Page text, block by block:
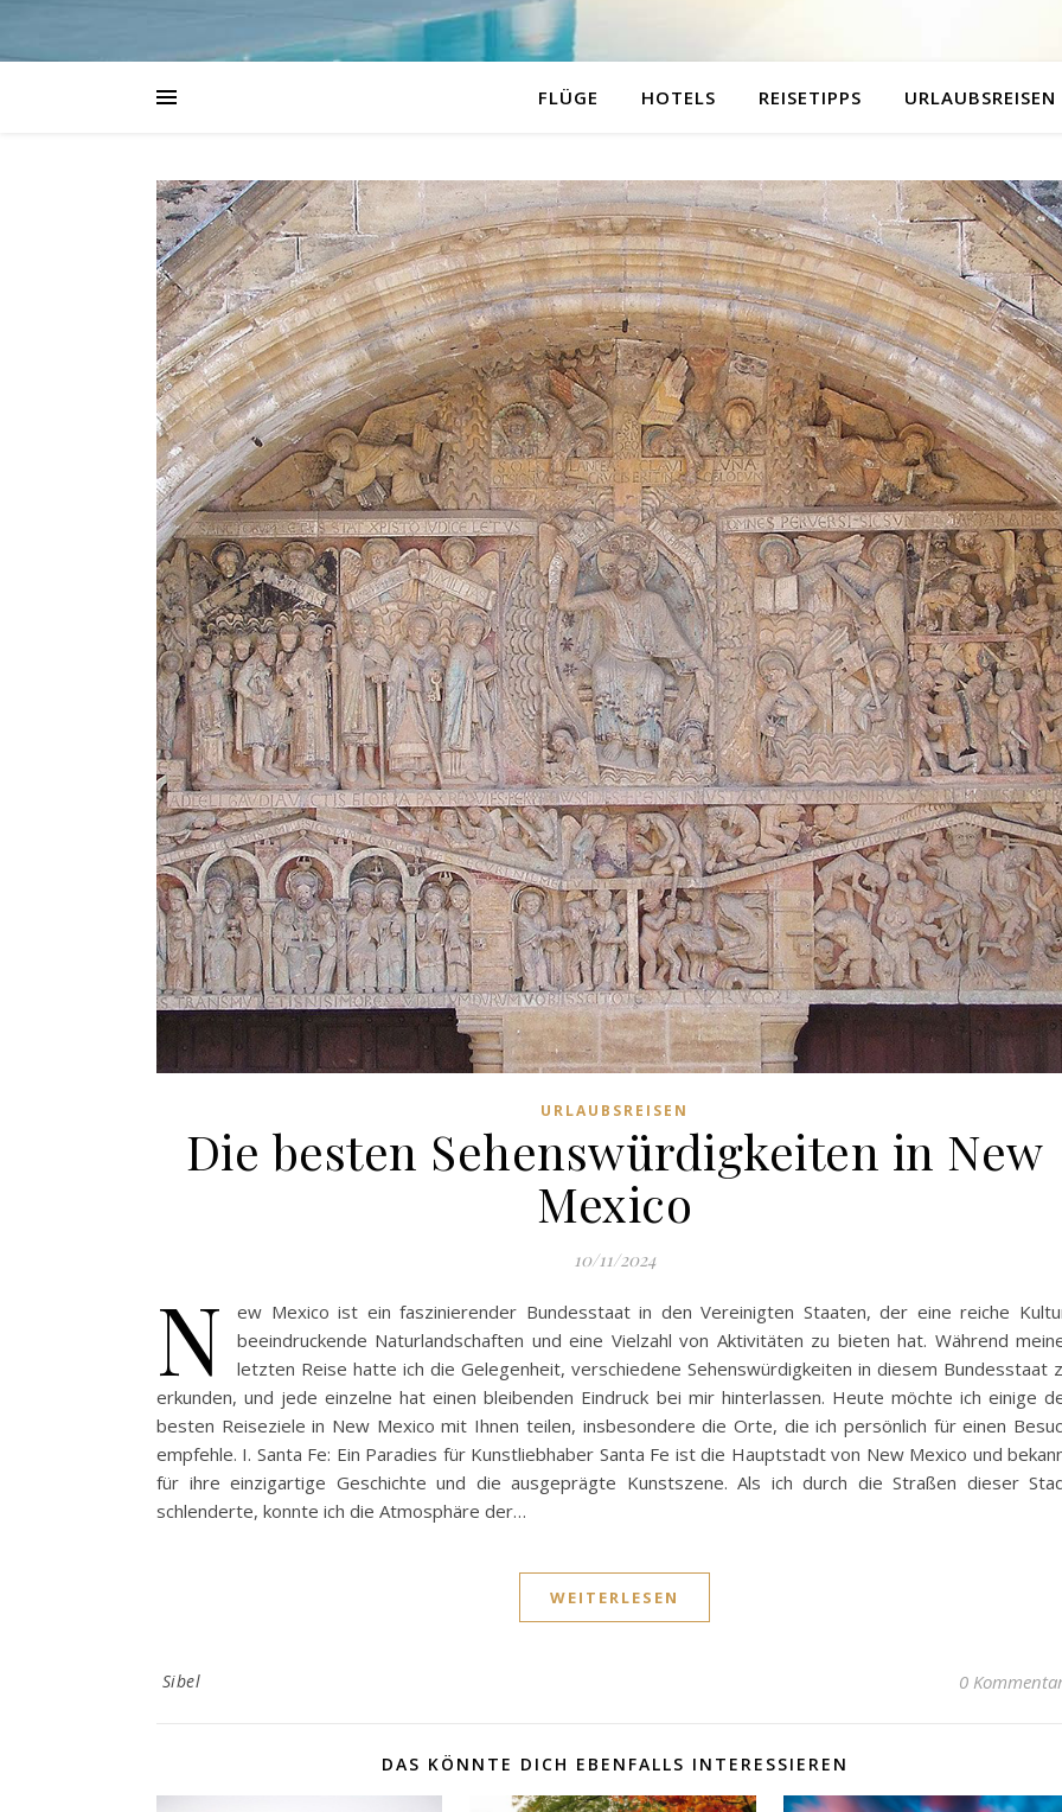
FLÜGE HOTELS REISETIPPS URLAUBSREISEN
URLAUBSREISEN
Die besten Sehenswürdigkeiten in New
Mexico
10/11/2024
N
ew Mexico ist ein faszinierender Bundesstaat in den Vereinigten Staaten, der eine reiche
beeindruckende Naturlandschaften und eine Vielzahl von Aktivitäten zu bieten hat. Während
letzten Reise hatte ich die Gelegenheit, verschiedene Sehenswürdigkeiten in diesem Bundesstaat
erkunden, und jede einzelne hat einen bleibenden Eindruck bei mir hinterlassen. Heute möchte ich einige
besten Reiseziele in New Mexico mit Ihnen teilen, insbesondere die Orte, die ich persönlich für einen
empfehle. I. Santa Fe: Ein Paradies für Kunstliebhaber Santa Fe ist die Hauptstadt von New Mexico und
für ihre einzigartige Geschichte und die ausgeprägte Kunstszene. Als ich durch die Straßen dieser
schlenderte, konnte ich die Atmosphäre der…
WEITERLESEN
Sibel 0
DAS KÖNNTE DICH EBENFALLS INTERESSIEREN